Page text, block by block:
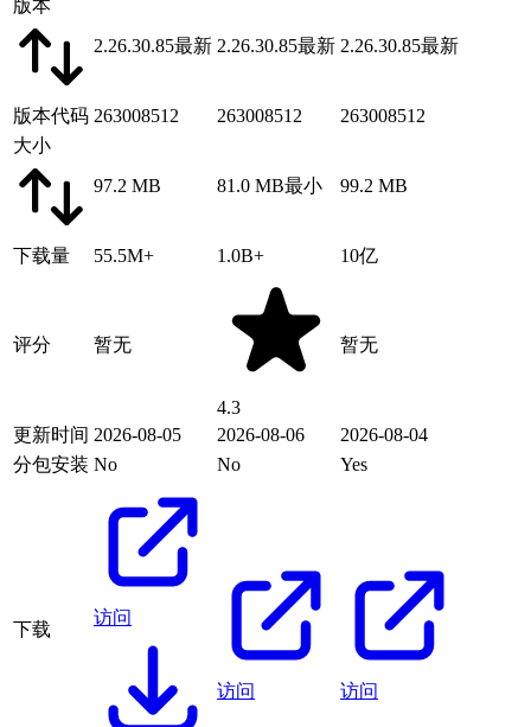
版本
2.26.30.85最新 2.26.30.85最新 2.26.30.85最新
版本代码 263008512 263008512
263008512
大小
97.2 MB
81.0 MB最小 99.2 MB
下载量 55.5M+ 1.0B+ 10亿
评分 暂无
4.3
暂无
更新时间 2026-08-05 2026-08-06
2026-08-04
分包安装 No No Yes
下载
访问
访问 访问